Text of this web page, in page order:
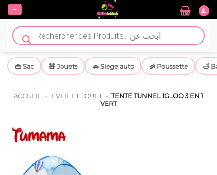
Passer
contenu
Recherche
de
produits
👜 Sac 🧸 Jouets 🚗 Siège auto 👶 Poussette 🛁
ACCUEIL - ÉVEIL ET JOUET - TENTE TUNNEL IGLOO 3 EN 1
VERT